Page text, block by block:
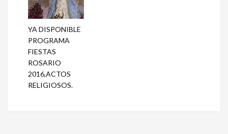
YA DISPONIBLE
PROGRAMA
FIESTAS
ROSARIO
2016,ACTOS
RELIGIOSOS.